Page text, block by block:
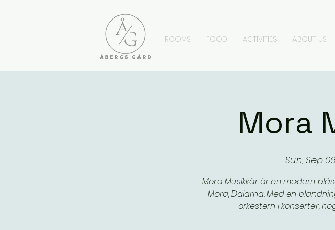
ROOMS FOOD ACTIVITIES ABOUT US
Mora
Sun, Sep 06
Mora Musikkår är en modern
Mora, Dalarna. Med en
orkestern i konserter,